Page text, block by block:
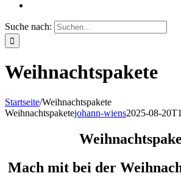
Suche nach:
Weihnachtspakete
Startseite/Weihnachtspakete
Weihnachtspaketejohann-wiens2025-08-
Mach mit bei der